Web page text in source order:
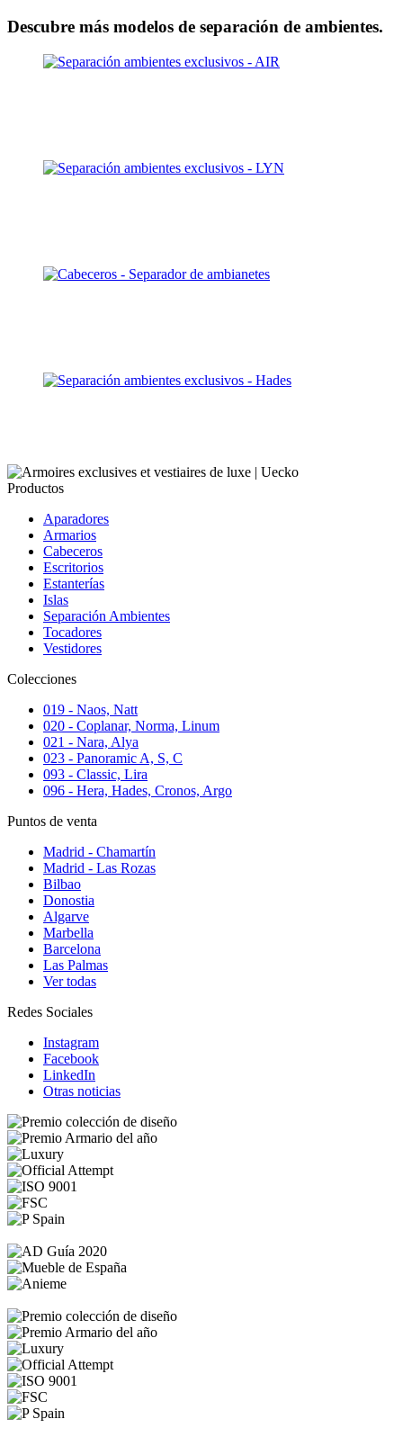
Descubre más modelos de separación de ambientes.
Productos
Aparadores
Armarios
Cabeceros
Escritorios
Estanterías
Islas
Separación Ambientes
Tocadores
Vestidores
Colecciones
019 - Naos, Natt
020 - Coplanar, Norma, Linum
021 - Nara, Alya
023 - Panoramic A, S, C
093 - Classic, Lira
096 - Hera, Hades, Cronos, Argo
Puntos de venta
Madrid - Chamartín
Madrid - Las Rozas
Bilbao
Donostia
Algarve
Marbella
Barcelona
Las Palmas
Ver todas
Redes Sociales
Instagram
Facebook
LinkedIn
Otras noticias